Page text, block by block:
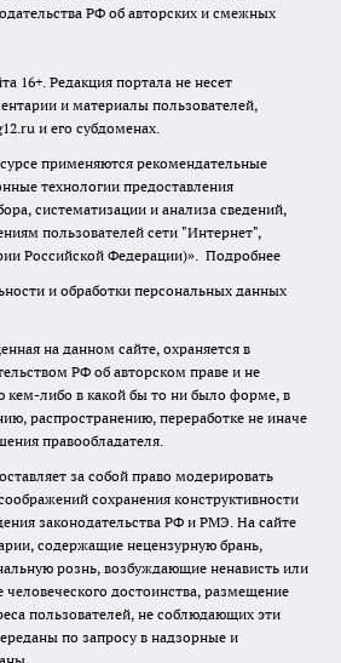
РФ об авторских и смежных
16+. Редакция портала не несет
и материалы пользователей,
и его субдоменах.
применяются рекомендательные
технологии предоставления
систематизации и анализа сведений,
пользователей сети "Интернет",
Российской Федерации)». Подробнее
и обработки персональных данных
на данном сайте, охраняется в
РФ об авторском праве и не
кем-либо в какой бы то ни было форме, в
распространению, переработке не иначе
правообладателя.
за собой право модерировать
сохранения конструктивности
законодательства РФ и РМЭ. На сайте
содержащие нецензурную брань,
рознь, возбуждающие ненависть или
достоинства, размещение
пользователей, не соблюдающих эти
по запросу в надзорные и